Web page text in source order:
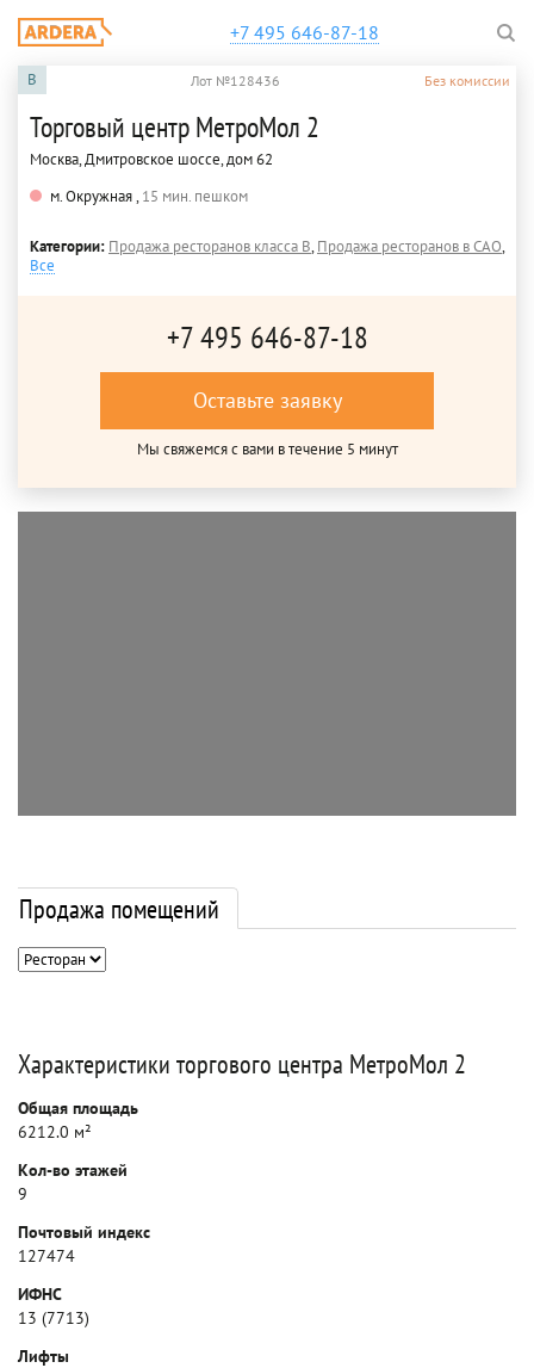
+7 495 646-87-18
B Лот №128436 Без комиссии
Торговый центр МетроМол 2
Москва, Дмитровское шоссе, дом 62
м. Окружная ,15 мин. пешком
Категории: Продажа ресторанов класса B,Продажа ресторанов в САО,
Все
+7 495 646-87-18
Оставьте заявку
Мы свяжемся с вами в течение 5 минут
Продажа помещений
Характеристики торгового центра МетроМол 2
Общая площадь
6212.0 м²
Кол-во этажей
9
Почтовый индекс
127474
ИФНС
13 (7713)
Лифты